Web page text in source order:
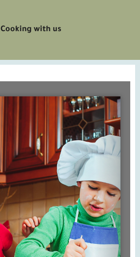
Cooking with us